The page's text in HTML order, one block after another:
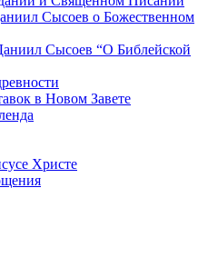
Сысоев о Божественном
Сысоев “О Библейской
в Новом Завете
Христе